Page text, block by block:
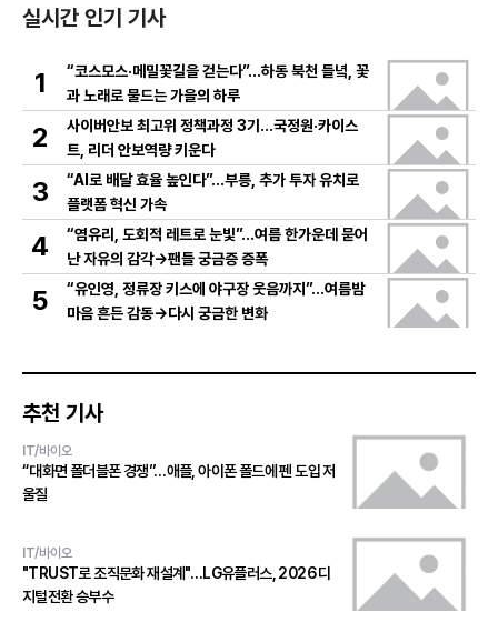
실시간 인기 기사
1
“코스모스·메밀꽃길을 걷는다”…하동 북천 들녘, 꽃
과 노래로 물드는 가을의 하루
2
사이버안보 최고위 정책과정 3기…국정원·카이스
트, 리더 안보역량 키운다
3
“AI로 배달 효율 높인다”…부릉, 추가 투자 유치로
플랫폼 혁신 가속
4
“염유리, 도회적 레트로 눈빛”…여름 한가운데 묻어
난 자유의 감각→팬들 궁금증 증폭
5
“유인영, 정류장 키스에 야구장 웃음까지”…여름밤
마음 흔든 감동→다시 궁금한 변화
추천 기사
IT/바이오
“대화면 폴더블폰 경쟁”…애플, 아이폰 폴드에 펜 도입 저
울질
IT/바이오
"TRUST로 조직문화 재설계"…LG유플러스, 2026 디
지털전환 승부수